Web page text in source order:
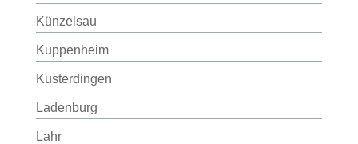
Künzelsau
Kuppenheim
Kusterdingen
Ladenburg
Lahr